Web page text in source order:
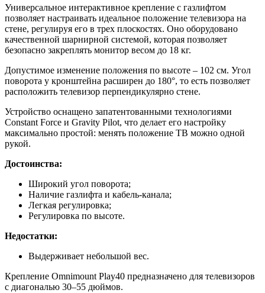
Универсальное интерактивное крепление с газлифтом
позволяет настраивать идеальное положение телевизора на
стене, регулируя его в трех плоскостях. Оно оборудовано
качественной шарнирной системой, которая позволяет
безопасно закреплять монитор весом до 18 кг.
Допустимое изменение положения по высоте – 102 см. Угол
поворота у кронштейна расширен до 180°, то есть позволяет
расположить телевизор перпендикулярно стене.
Устройство оснащено запатентованными технологиями
Constant Force и Gravity Pilot, что делает его настройку
максимально простой: менять положение ТВ можно одной
рукой.
Достоинства:
Широкий угол поворота;
Наличие газлифта и кабель-канала;
Легкая регулировка;
Регулировка по высоте.
Недостатки:
Выдерживает небольшой вес.
Крепление Omnimount Play40 предназначено для телевизоров
с диагональю 30–55 дюймов.